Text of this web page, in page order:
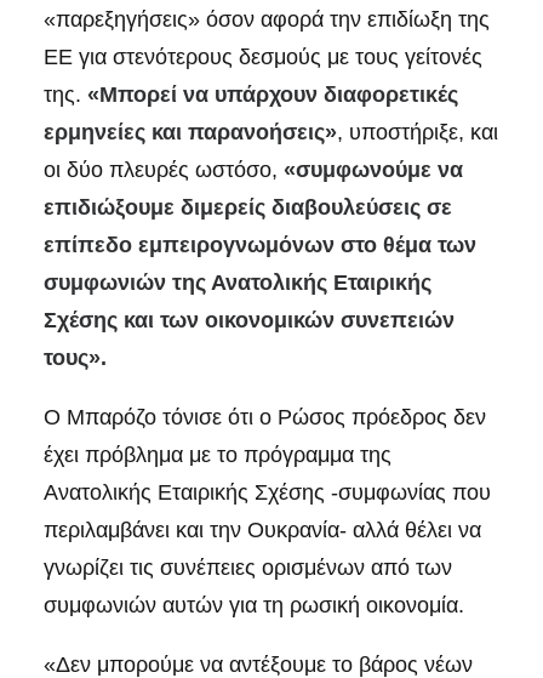
«παρεξηγήσεις» όσον αφορά την επιδίωξη της
ΕΕ για στενότερους δεσμούς με τους γείτονές
της. «Μπορεί να υπάρχουν διαφορετικές
ερμηνείες και παρανοήσεις», υποστήριξε, και
οι δύο πλευρές ωστόσο, «συμφωνούμε να
επιδιώξουμε διμερείς διαβουλεύσεις σε
επίπεδο εμπειρογνωμόνων στο θέμα των
συμφωνιών της Ανατολικής Εταιρικής
Σχέσης και των οικονομικών συνεπειών
τους».
Ο Μπαρόζο τόνισε ότι ο Ρώσος πρόεδρος δεν
έχει πρόβλημα με το πρόγραμμα της
Ανατολικής Εταιρικής Σχέσης -συμφωνίας που
περιλαμβάνει και την Ουκρανία- αλλά θέλει να
γνωρίζει τις συνέπειες ορισμένων από των
συμφωνιών αυτών για τη ρωσική οικονομία.
«Δεν μπορούμε να αντέξουμε το βάρος νέων